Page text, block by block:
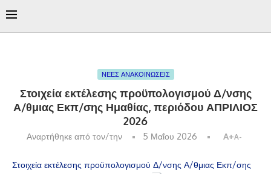
ΝΕΕΣ ΑΝΑΚΟΙΝΩΣΕΙΣ
Στοιχεία εκτέλεσης προϋπολογισμού Δ/νσης
Α/θμιας Εκπ/σης Ημαθίας, περιόδου ΑΠΡΙΛΙΟΣ
2026
Αναρτήθηκε από τον/την 5 Μαΐου 2026 A+A-
Στοιχεία εκτέλεσης προϋπολογισμού Δ/νσης Α/θμιας Εκπ/σης